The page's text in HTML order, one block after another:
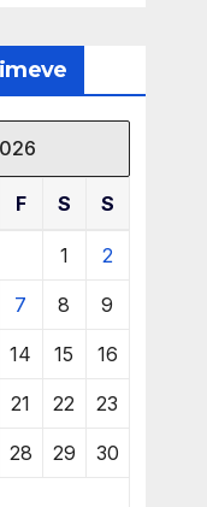
F S S
1 2
7 8 9
14 15 16
21 22 23
28 29 30